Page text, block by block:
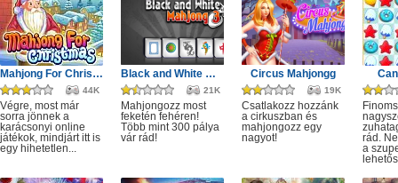
Mahjong For Christmas
44K
Végre, most már
sorra jönnek a
karácsonyi online
játékok, mindjárt itt is
egy hihetetlen...
Black and White Mahjong 3
21K
Mahjongozz most
feketén fehéren!
Több mint 300 pálya
vár rád!
Circus Mahjongg
19K
Csatlakozz hozzánk
a cirkuszban és
mahjongozz egy
nagyot!
rád.
a